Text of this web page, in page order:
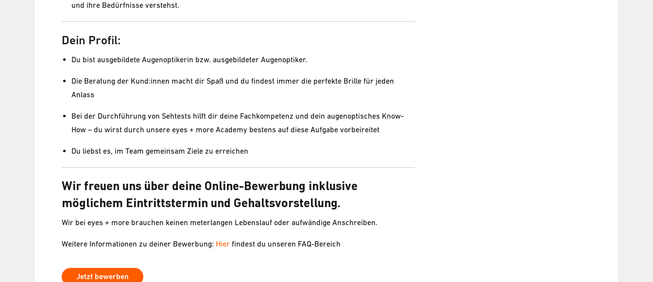
und ihre Bedürfnisse verstehst.
Dein Profil:
Du bist ausgebildete Augenoptikerin bzw. ausgebildeter Augenoptiker.
Die Beratung der Kund:innen macht dir Spaß und du findest immer die perfekte Brille für jeden
Anlass
Bei der Durchführung von Sehtests hilft dir deine Fachkompetenz und dein augenoptisches Know-
How – du wirst durch unsere eyes + more Academy bestens auf diese Aufgabe vorbeireitet
Du liebst es, im Team gemeinsam Ziele zu erreichen
Wir freuen uns über deine Online-Bewerbung inklusive
möglichem Eintrittstermin und Gehaltsvorstellung.
Wir bei eyes + more brauchen keinen meterlangen Lebenslauf oder aufwändige Anschreiben.
Weitere Informationen zu deiner Bewerbung: Hier findest du unseren FAQ-Bereich
Jetzt bewerben